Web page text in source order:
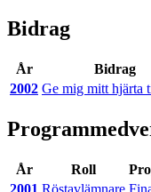
Bidrag
År Bidrag
2002 Ge mig mitt hjärta
År Roll
2001 Röstavlämnare